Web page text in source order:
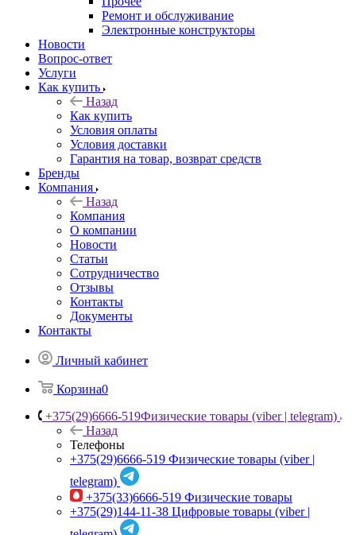
Ремонт и обслуживание
Электронные конструкторы
Новости
Вопрос-ответ
Услуги
Как купить
Назад
Как купить
Условия оплаты
Условия доставки
Гарантия на товар, возврат средств
Бренды
Компания
Назад
Компания
О компании
Новости
Статьи
Сотрудничество
Отзывы
Контакты
Документы
Контакты
Личный кабинет
Корзина0
+375(29)6666-519Физические товары (viber | telegram)
Назад
Телефоны
+375(29)6666-519 Физические товары (viber |
telegram)
+375(33)6666-519 Физические товары
+375(29)144-11-38 Цифровые товары (viber |